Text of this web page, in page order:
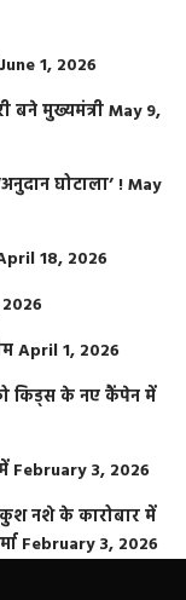
June 1, 2026
बने मुख्यमंत्रीMay 9,
घोटाला’ !May
18, 2026
April 1, 2026
किड्स के नए कैंपेन में
February 3, 2026
नशे के कारोबार में
February 3, 2026